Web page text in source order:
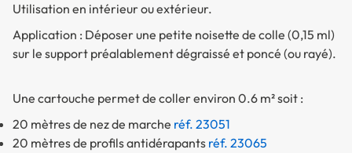
Utilisation en intérieur ou extérieur.
Application : Déposer une petite noisette de colle (0,15 ml)
sur le support préalablement dégraissé et poncé (ou rayé).
Une cartouche permet de coller environ 0.6 m² soit :
20 mètres de nez de marche réf. 23051
20 mètres de profils antidérapants réf. 23065